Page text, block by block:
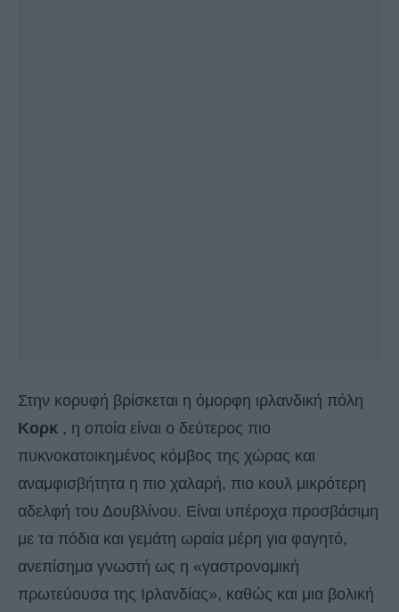
Στην κορυφή βρίσκεται η όμορφη ιρλανδική πόλη
Κορκ , η οποία είναι ο δεύτερος πιο
πυκνοκατοικημένος κόμβος της χώρας και
αναμφισβήτητα η πιο χαλαρή, πιο κουλ μικρότερη
αδελφή του Δουβλίνου. Είναι υπέροχα προσβάσιμη
με τα πόδια και γεμάτη ωραία μέρη για φαγητό,
ανεπίσημα γνωστή ως η «γαστρονομική
πρωτεύουσα της Ιρλανδίας», καθώς και μια βολική